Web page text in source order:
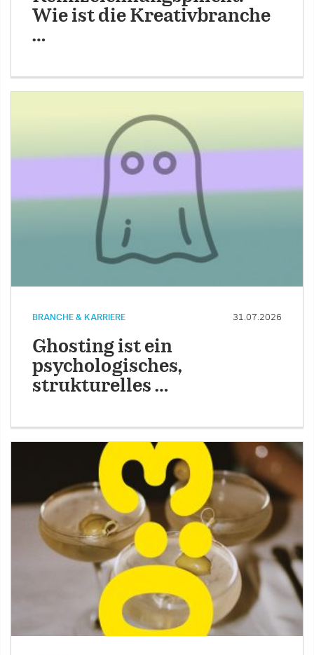
Wie ist die Kreativbranche
…
BRANCHE & KARRIERE 31.07.2026
Ghosting ist ein
psychologisches,
strukturelles …